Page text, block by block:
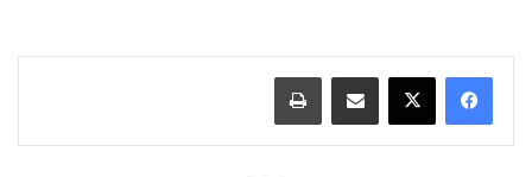
مشاركة عبر البريد طباعة